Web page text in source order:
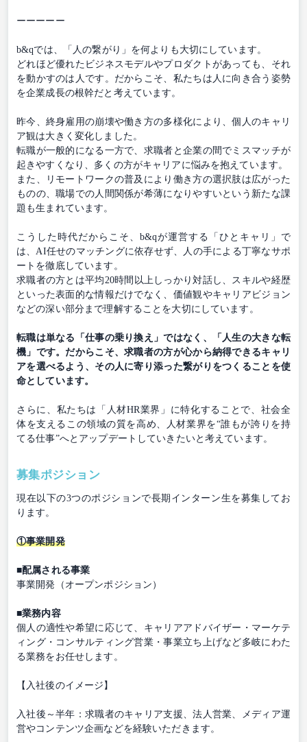
ーーーーー
b&qでは、「人の繋がり」を何よりも大切にしています。
どれほど優れたビジネスモデルやプロダクトがあっても、それ
を動かすのは人です。だからこそ、私たちは人に向き合う姿勢
を企業成長の根幹だと考えています。
昨今、終身雇用の崩壊や働き方の多様化により、個人のキャリ
ア観は大きく変化しました。
転職が一般的になる一方で、求職者と企業の間でミスマッチが
起きやすくなり、多くの方がキャリアに悩みを抱えています。
また、リモートワークの普及により働き方の選択肢は広がった
ものの、職場での人間関係が希薄になりやすいという新たな課
題も生まれています。
こうした時代だからこそ、b&qが運営する「ひとキャリ」で
は、AI任せのマッチングに依存せず、人の手による丁寧なサポ
ートを徹底しています。
求職者の方とは平均20時間以上しっかり対話し、スキルや経歴
といった表面的な情報だけでなく、価値観やキャリアビジョン
などの深い部分まで理解することを大切にしています。
転職は単なる「仕事の乗り換え」ではなく、「人生の大きな転
機」です。だからこそ、求職者の方が心から納得できるキャリ
アを選べるよう、その人に寄り添った繋がりをつくることを使
命としています。
さらに、私たちは「人材HR業界」に特化することで、社会全
体を支えるこの領域の質を高め、人材業界を“誰もが誇りを持
てる仕事”へとアップデートしていきたいと考えています。
募集ポジション
現在以下の3つのポジションで長期インターン生を募集してお
ります。
①事業開発
■配属される事業
事業開発（オープンポジション）
■業務内容
個人の適性や希望に応じて、キャリアアドバイザー・マーケテ
ィング・コンサルティング営業・事業立ち上げなど多岐にわた
る業務をお任せします。
【入社後のイメージ】
入社後～半年：求職者のキャリア支援、法人営業、メディア運
営やコンテンツ企画などを経験いただきます。